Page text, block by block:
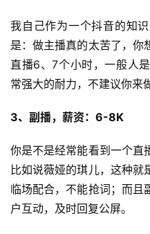
我自己作为一个抖音的知
是：做主播真的太苦了，你
直播6、7个小时，一般人
常强大的耐力，不建议你来
3、副播，薪资：6-8K
你是不是经常能看到一个直
比如说薇娅的琪儿，这种
临场配合，不能抢词；而且
户互动，及时回复公屏。